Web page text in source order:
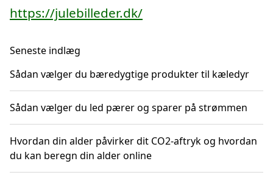
https://julebilleder.dk/
Seneste indlæg
Sådan vælger du bæredygtige produkter til kæledyr
Sådan vælger du led pærer og sparer på strømmen
Hvordan din alder påvirker dit CO2-aftryk og hvordan
du kan beregn din alder online